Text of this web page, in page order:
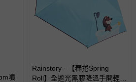
。
正常流程檢查是否完好，若商品遇瑕疵
新品或退貨，請見：
退貨的辦理流程。
商品訂購與資訊、購物流程、付款方
愛客服中心。
噴
Rainstory - 【春捲Spring
Roll】全遮光黑膠降溫手開輕細